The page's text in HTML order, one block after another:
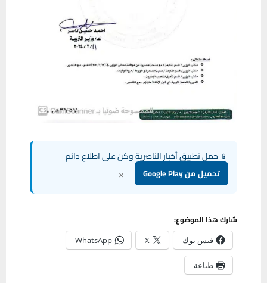
📱 حمل تطبيق أخبار الناصرية وكن على اطلاع دائم
تحميل من Google Play ×
شارك هذا الموضوع:
فيس بوك X
WhatsApp
طباعة